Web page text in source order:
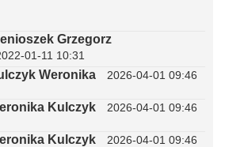
Grzegorz
01-11 10:31
Weronika 2026-04-01 09:46
Kulczyk 2026-04-01 09:46
Kulczyk 2026-04-01 09:46